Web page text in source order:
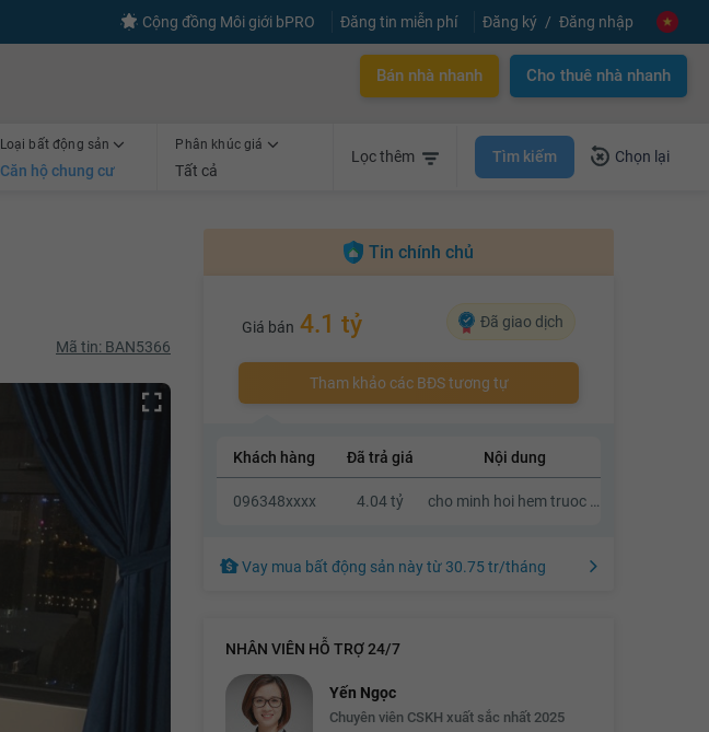
Cộng đồng Môi giới bPRO Đăng tin miễn phí Đăng ký Đăng nhập
Bán nhà nhanh Cho thuê nhà nhanh
Loại bất động sản
Căn hộ chung cư
Phân khúc giá
Tất cả
Lọc thêm Tìm kiếm Chọn lại
Mã tin: BAN5366
Tin chính chủ
Giá bán 4.1 tỷ Đã giao dịch
Tham khảo các BĐS tương tự
Khách hàng Đã trả giá Nội dung
096348xxxx 4.04 tỷ cho minh hoi hem truoc nha bao nhieu met, neu duoc hen gap den xem nha vao T7 & CN
Vay mua bất động sản nàytừ 30.75 tr/tháng
NHÂN VIÊN HỖ TRỢ 24/7
Yến Ngọc
Chuyên viên CSKH xuất sắc nhất 2025